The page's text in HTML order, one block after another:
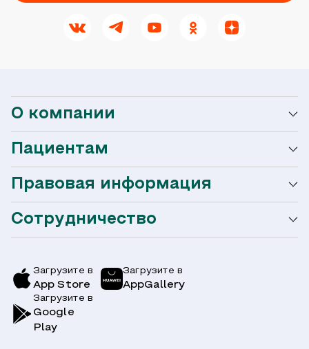
О компании
О сети Ниармедик
Услуги и цены
Врачи
Клиники
Пациентам
Мобильное приложение
Акции
Симптомы
Правовая информация
Оформление налогового вычета
Вопрос-Ответ по ОМС
Сотрудничество
Загрузите в
App Store
Загрузите в
AppGallery
Загрузите в
Google
Play